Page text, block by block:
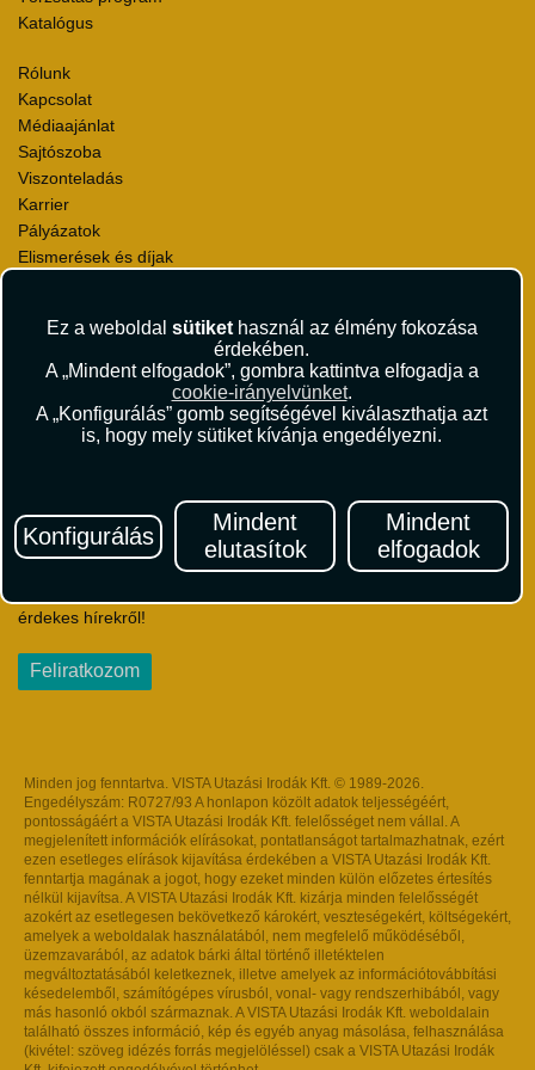
Ez a weboldal sütikethasznál az élmény fokozása
érdekében.
A „Mindent elfogadok”, gombra kattintva elfogadja a
cookie-irányelvünket.
A „Konfigurálás” gomb segítségével kiválaszthatja azt
is, hogy mely sütiket kívánja engedélyezni.
Konfigurálás
Mindent
elutasítok
Mindent
elfogadok
Katalógus
Rólunk
Kapcsolat
Médiaajánlat
Sajtószoba
Viszonteladás
Karrier
Pályázatok
Elismerések és díjak
Utazási Csomag Szerződési Feltételek
Útlemondás-biztosítás Szerződési Feltételek
Utasbiztosítás Szerződési Feltételek
Repülőjegy Szerződési Feltételek
Adatvédelem
Hírlevél
Iratkozzon fel Magyarország egyik legszínesebb utazási
érdekes hírekről!
Feliratkozom
Minden jog fenntartva. VISTA Utazási Irodák Kft. © 1989-2026.
Engedélyszám: R0727/93 A honlapon közölt adatok teljességéért,
pontosságáért a VISTA Utazási Irodák Kft. felelősséget nem vállal. A
megjelenített információk elírásokat, pontatlanságot tartalmazhatnak, ezért
ezen esetleges elírások kijavítása érdekében a VISTA Utazási Irodák Kft.
fenntartja magának a jogot, hogy ezeket minden külön előzetes értesítés
nélkül kijavítsa. A VISTA Utazási Irodák Kft. kizárja minden felelősségét
azokért az esetlegesen bekövetkező károkért, veszteségekért, költségekért,
amelyek a weboldalak használatából, nem megfelelő működéséből,
üzemzavarából, az adatok bárki által történő illetéktelen
megváltoztatásából keletkeznek, illetve amelyek az információtovábbítási
késedelemből, számítógépes vírusból, vonal- vagy rendszerhibából, vagy
más hasonló okból származnak. A VISTA Utazási Irodák Kft. weboldalain
található összes információ, kép és egyéb anyag másolása, felhasználása
(kivétel: szöveg idézés forrás megjelöléssel) csak a VISTA Utazási Irodák